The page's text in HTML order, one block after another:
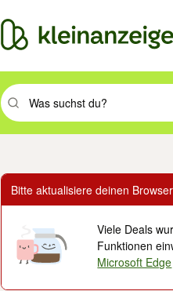
Suchbegriff eingeben.
Bitte aktualisiere deinen Browser
Viele Deals
Funktionen
Microsoft Edge